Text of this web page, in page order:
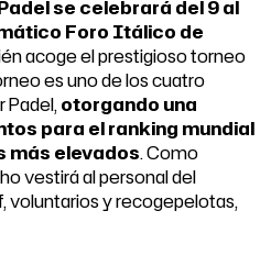
se celebrará del 9 al
Foro Itálico de
acoge el prestigioso torneo
es uno de los cuatro
Padel,otorgando una
para el ranking mundial
más elevados. Como
vestirá al personal del
voluntarios y recogepelotas,